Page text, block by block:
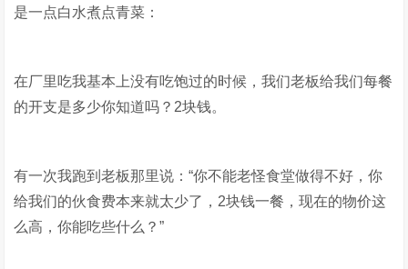
是一点白水煮点青菜：
在厂里吃我基本上没有吃饱过的时候，我们老板给我们每餐
的开支是多少你知道吗？2块钱。
有一次我跑到老板那里说：“你不能老怪食堂做得不好，你
给我们的伙食费本来就太少了，2块钱一餐，现在的物价这
么高，你能吃些什么？”